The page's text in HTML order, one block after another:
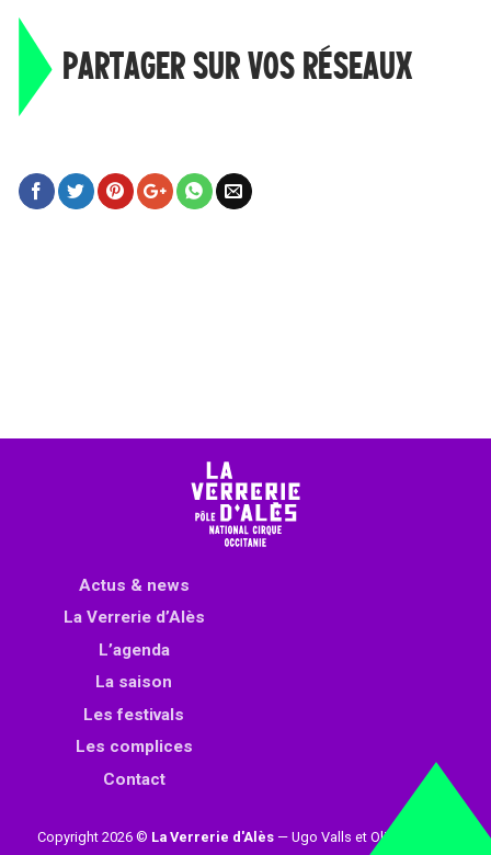
PARTAGER SUR VOS RÉSEAUX
Actus & news
La Verrerie d’Alès
L’agenda
La saison
Les festivals
Les complices
Contact
Copyright 2026 © La Verrerie d'Alès— Ugo Valls et Olivier Loynet